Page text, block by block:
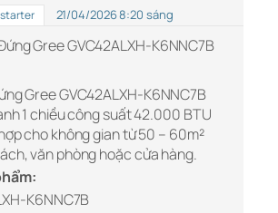
21/04/2026 8:20 sáng
Gree GVC42ALXH-K6NNC7B
Gree GVC42ALXH-K6NNC7B
1 chiều công suất 42.000 BTU
cho không gian từ 50 – 60m²
văn phòng hoặc cửa hàng.
K6NNC7B